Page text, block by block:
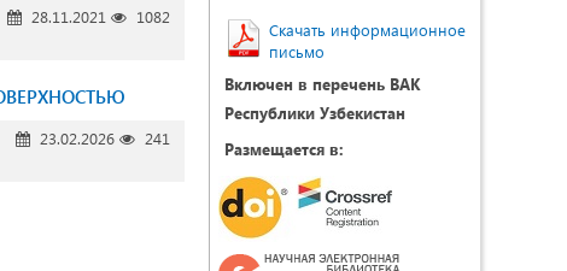
28.11.2021
1082
23.02.2026
241
Скачать информационное
письмо
Включен в перечень ВАК
Республики Узбекистан
Размещается в: